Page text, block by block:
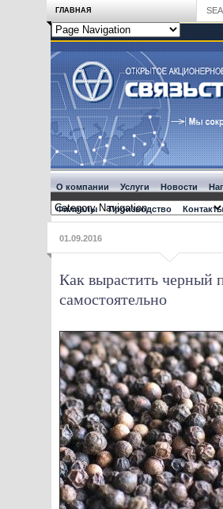
ГЛАВНАЯ
О компании Услуги Новости
Филиалы Производство Контакты
01.09.2016
Как вырастить черный
самостоятельно